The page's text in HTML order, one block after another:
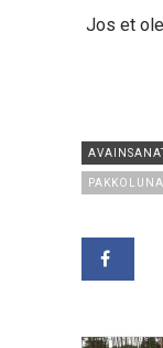
Jos et
AVAINSANAT